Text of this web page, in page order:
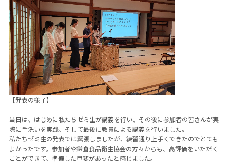
【発表の様子】
当日は、はじめに私たちゼミ生が講義を行い、その後に参加者の皆さんが実
際に手洗いを実践、そして最後に教員による講義を行いました。
私たちゼミ生の発表では緊張しましたが、練習通り上手くできたのでとても
よかったです。参加者や鎌倉食品衛生協会の方々からも、高評価をいただく
ことができて、準備した甲斐があったと感じました。